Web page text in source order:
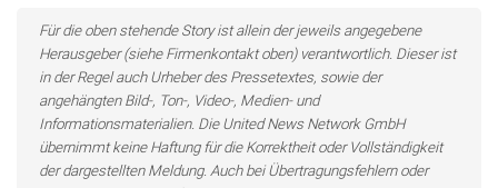
Für die oben stehende Story ist allein der jeweils angegebene
Herausgeber (siehe Firmenkontakt oben) verantwortlich. Dieser ist
in der Regel auch Urheber des Pressetextes, sowie der
angehängten Bild-, Ton-, Video-, Medien- und
Informationsmaterialien. Die United News Network GmbH
übernimmt keine Haftung für die Korrektheit oder Vollständigkeit
der dargestellten Meldung. Auch bei Übertragungsfehlern oder